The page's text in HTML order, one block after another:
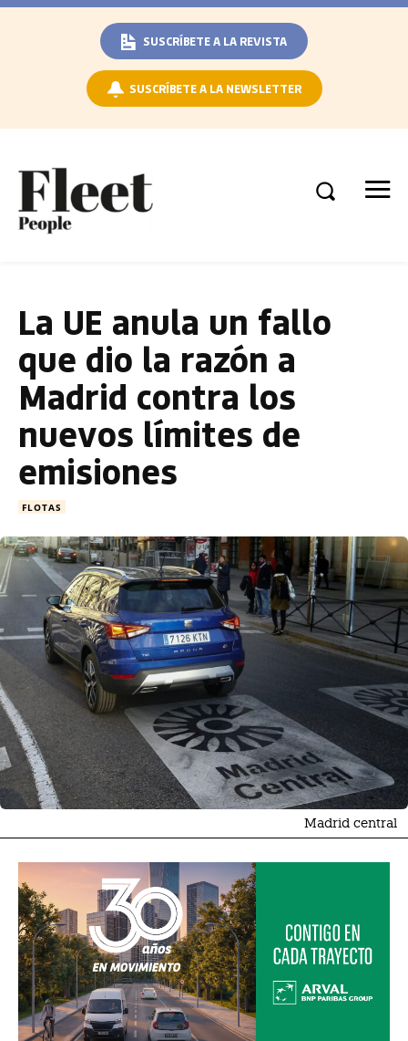
SUSCRÍBETE A LA REVISTA
SUSCRÍBETE A LA NEWSLETTER
La UE anula un fallo
que dio la razón a
Madrid contra los
nuevos límites de
emisiones
FLOTAS
Madrid central